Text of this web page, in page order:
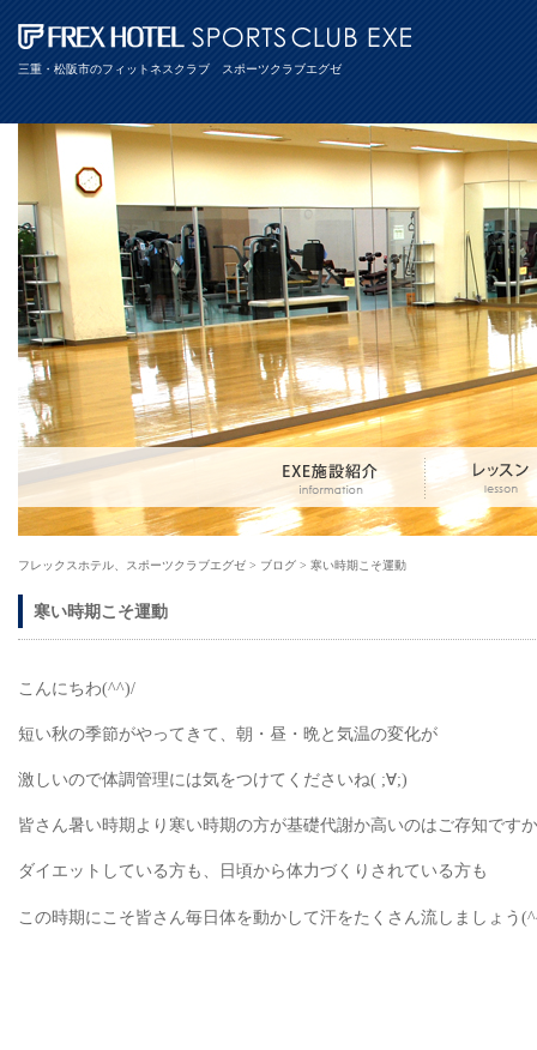
三重・松阪市のフィットネスクラブ スポーツクラブエグゼ
フレックスホテル、スポーツクラブエグゼ > ブログ > 寒い時期こそ運動
寒い時期こそ運動
こんにちわ(^^)/
短い秋の季節がやってきて、朝・昼・晩と気温の変化が
激しいので体調管理には気をつけてくださいね( ;∀;)
皆さん暑い時期より寒い時期の方が基礎代謝か高いのはご存知です
ダイエットしている方も、日頃から体力づくりされている方も
この時期にこそ皆さん毎日体を動かして汗をたくさん流しましょう